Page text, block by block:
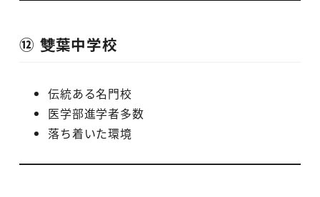
⑫ 雙葉中学校
伝統ある名門校
医学部進学者多数
落ち着いた環境